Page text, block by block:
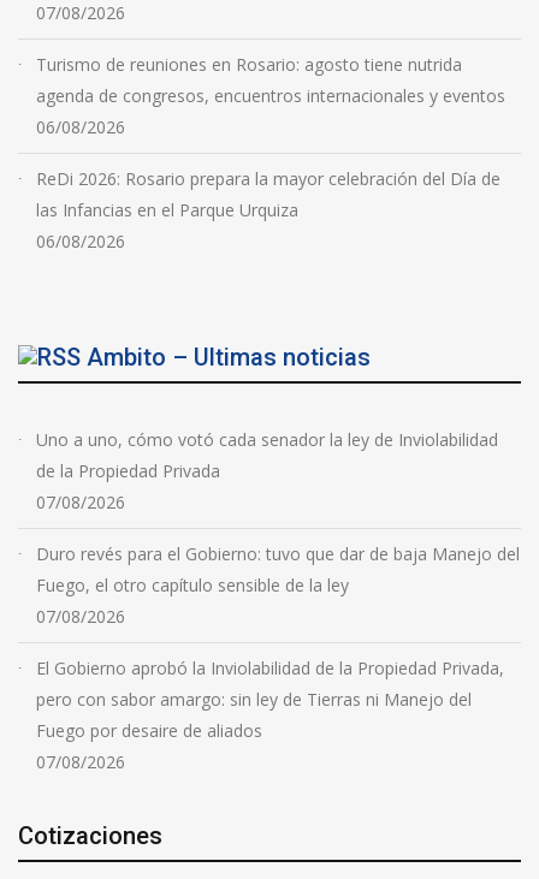
07/08/2026
Turismo de reuniones en Rosario: agosto tiene nutrida
agenda de congresos, encuentros internacionales y eventos
06/08/2026
ReDi 2026: Rosario prepara la mayor celebración del Día de
las Infancias en el Parque Urquiza
06/08/2026
Ambito – Ultimas noticias
Uno a uno, cómo votó cada senador la ley de Inviolabilidad
de la Propiedad Privada
07/08/2026
Duro revés para el Gobierno: tuvo que dar de baja Manejo del
Fuego, el otro capítulo sensible de la ley
07/08/2026
El Gobierno aprobó la Inviolabilidad de la Propiedad Privada,
pero con sabor amargo: sin ley de Tierras ni Manejo del
Fuego por desaire de aliados
07/08/2026
Cotizaciones